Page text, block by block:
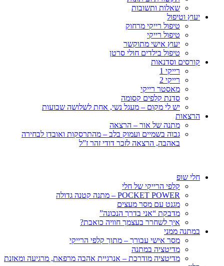
שאלות ותשובות
יעוץ וטיפול
טיפול רייקי מרחוק
טיפול רייקי
יעוץ אישי מתוקשר
טיפול בילדים חולי סרטן
קורסים וסדנאות
רייקי 1
רייקי 2
מאסטר רייקי
סדנת קלפים קסומה
יש לי מקום – מעגל נשי, אחת לשלושה שבועות
הרצאות
מתנה של אור – הרצאה
גבוה בשמיים ועמוק בלב – מהתרסקות ואובדן לבחירה
באהבה, הרצאה לזכר דודי זהר ז”ל
חלי שופ
קלפי הרייקי של חלי
POCKET POWER – מתנה קטנה גדולה
מגנט עם מסר מעצים
מדבקת “אני בדרך הנכונה”
איך לשחרר בעצמך חוויה כואבת?
במתנה ממני
מסר אישי עבורך – מתוך קלפי הרייקי
מדיטציה במתנה
מדיטציה מודרכת – אנרגיית אהבה מרפאת, מרגיעה ומאזנת